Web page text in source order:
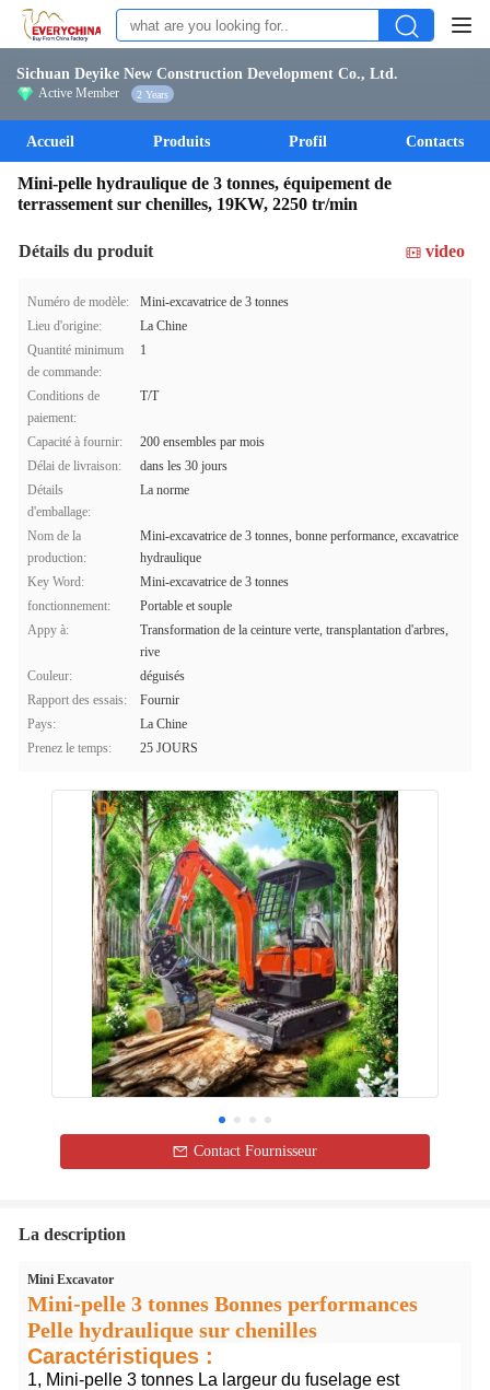
Sichuan Deyike New Construction Development Co., Ltd.
Active Member 2 Years
Accueil Produits Profil Contacts
Mini-pelle hydraulique de 3 tonnes, équipement de
terrassement sur chenilles, 19KW, 2250 tr/min
Détails du produit video
Numéro de modèle:
Mini-excavatrice de 3 tonnes
Lieu d'origine:
La Chine
Quantité minimum
de commande:
1
Conditions de
paiement:
T/T
Capacité à fournir:
200 ensembles par mois
Délai de livraison:
dans les 30 jours
Détails
d'emballage:
La norme
Nom de la
production:
Mini-excavatrice de 3 tonnes, bonne performance, excavatrice
hydraulique
Key Word:
Mini-excavatrice de 3 tonnes
fonctionnement:
Portable et souple
Appy à:
Transformation de la ceinture verte, transplantation d'arbres,
rive
Couleur:
déguisés
Rapport des essais:
Fournir
Pays:
La Chine
Prenez le temps:
25 JOURS
Contact Fournisseur
La description
Mini Excavator
Mini-pelle 3 tonnes Bonnes performances
Pelle hydraulique sur chenilles
Caractéristiques :
1, Mini-pelle 3 tonnes La largeur du fuselage est